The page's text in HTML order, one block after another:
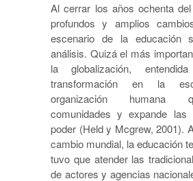
Al cerrar los años ochenta
profundos y amplios
escenario de la educación
análisis. Quizá el más
la globalización,
transformación en la
organización humana
comunidades y expande las
poder (Held y Mcgrew, 2001).
cambio mundial, la educación
tuvo que atender las
de actores y agencias